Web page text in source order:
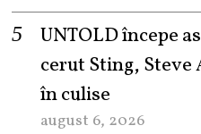
UNTOLD începe
cerut Sting, Steve
în culise
august 6, 2026